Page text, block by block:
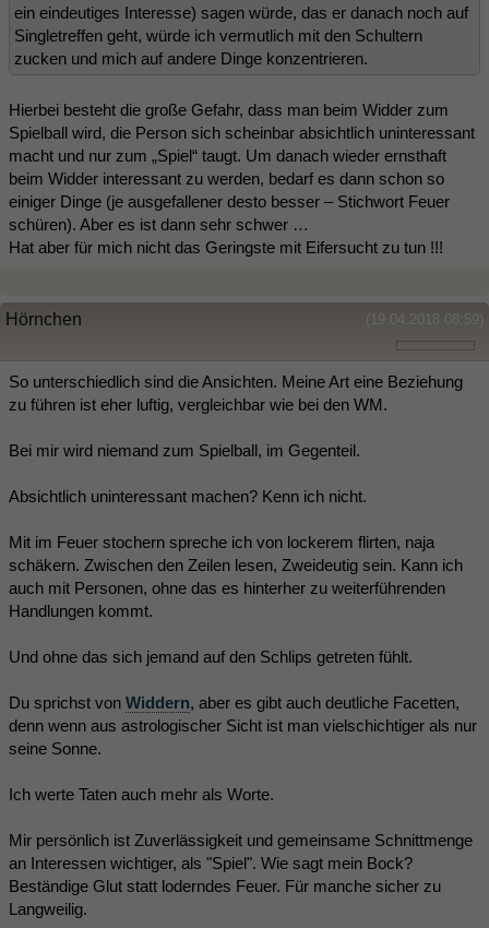
ein eindeutiges Interesse) sagen würde, das er danach noch auf
Singletreffen geht, würde ich vermutlich mit den Schultern
zucken und mich auf andere Dinge konzentrieren.
Hierbei besteht die große Gefahr, dass man beim Widder zum
Spielball wird, die Person sich scheinbar absichtlich uninteressant
macht und nur zum „Spiel“ taugt. Um danach wieder ernsthaft
beim Widder interessant zu werden, bedarf es dann schon so
einiger Dinge (je ausgefallener desto besser – Stichwort Feuer
schüren). Aber es ist dann sehr schwer …
Hat aber für mich nicht das Geringste mit Eifersucht zu tun !!!
(19.04.2018 08:59)
Hörnchen
So unterschiedlich sind die Ansichten. Meine Art eine Beziehung
zu führen ist eher luftig, vergleichbar wie bei den WM.
Bei mir wird niemand zum Spielball, im Gegenteil.
Absichtlich uninteressant machen? Kenn ich nicht.
Mit im Feuer stochern spreche ich von lockerem flirten, naja
schäkern. Zwischen den Zeilen lesen, Zweideutig sein. Kann ich
auch mit Personen, ohne das es hinterher zu weiterführenden
Handlungen kommt.
Und ohne das sich jemand auf den Schlips getreten fühlt.
Du sprichst von Widdern, aber es gibt auch deutliche Facetten,
denn wenn aus astrologischer Sicht ist man vielschichtiger als nur
seine Sonne.
Ich werte Taten auch mehr als Worte.
Mir persönlich ist Zuverlässigkeit und gemeinsame Schnittmenge
an Interessen wichtiger, als "Spiel". Wie sagt mein Bock?
Beständige Glut statt loderndes Feuer. Für manche sicher zu
Langweilig.